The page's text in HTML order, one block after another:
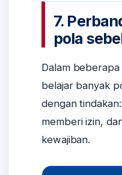
7.
pola
Dalam
belajar banyak
dengan
memberi izin,
kewajiban.